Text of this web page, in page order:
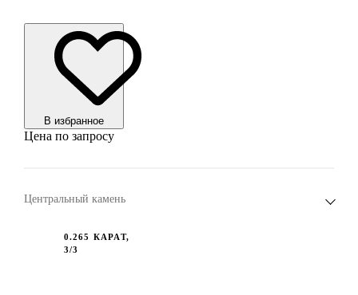
В избранноe
Цена по запросу
Центральный камень
0.265 КАРАТ,
3/3